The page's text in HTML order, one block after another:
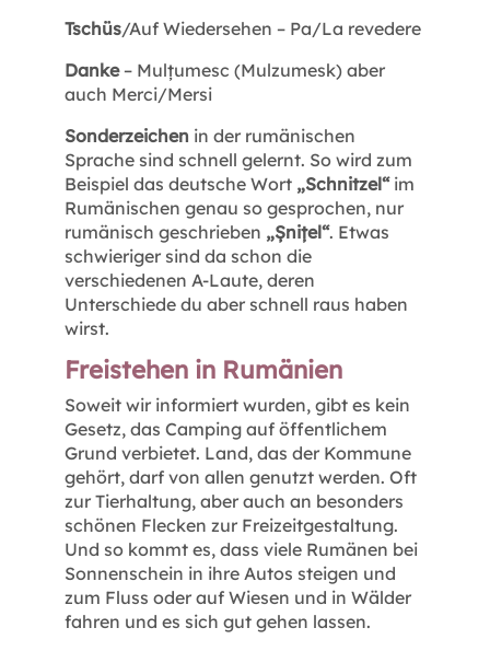
Tschüs/Auf Wiedersehen – Pa/La revedere
Danke– Mulțumesc (Mulzumesk) aber
auch Merci/Mersi
Sonderzeichen in der rumänischen
Sprache sind schnell gelernt. So wird zum
Beispiel das deutsche Wort „Schnitzel“im
Rumänischen genau so gesprochen, nur
rumänisch geschrieben „Șnițel“. Etwas
schwieriger sind da schon die
verschiedenen A-Laute, deren
Unterschiede du aber schnell raus haben
wirst.
Freistehen in Rumänien
Soweit wir informiert wurden, gibt es kein
Gesetz, das Camping auf öffentlichem
Grund verbietet. Land, das der Kommune
gehört, darf von allen genutzt werden. Oft
zur Tierhaltung, aber auch an besonders
schönen Flecken zur Freizeitgestaltung.
Und so kommt es, dass viele Rumänen bei
Sonnenschein in ihre Autos steigen und
zum Fluss oder auf Wiesen und in Wälder
fahren und es sich gut gehen lassen.